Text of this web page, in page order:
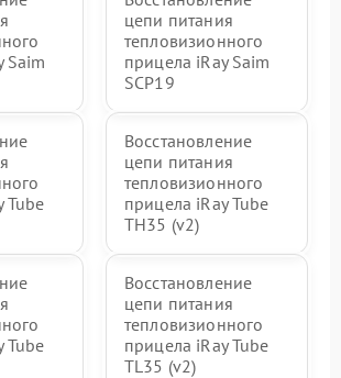
Saim
цепи питания
тепловизионного
прицела iRay Saim
SCP19
Tube
Восстановление
цепи питания
тепловизионного
прицела iRay Tube
TH35 (v2)
Tube
Восстановление
цепи питания
тепловизионного
прицела iRay Tube
TL35 (v2)